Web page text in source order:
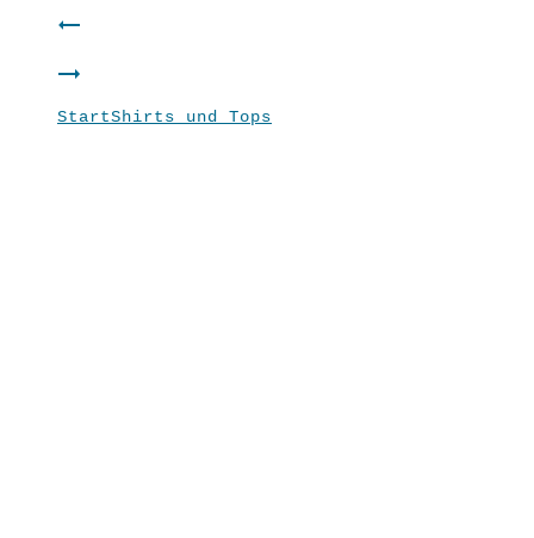
Product
navigation
Hose
“Flory”
StartShirts und Tops